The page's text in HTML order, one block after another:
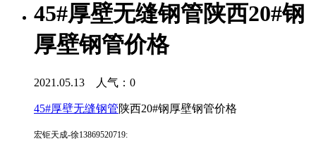
45#厚壁无缝钢管陕西20#钢
厚壁钢管价格
2021.05.13 人气： 0
45#厚壁无缝钢管陕西20#钢厚壁钢管价格
宏钜天成-徐13869520719: